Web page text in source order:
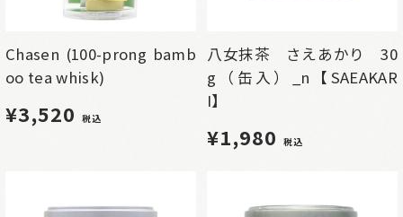
Chasen (100-prong bamb
oo tea whisk)
¥3,520 税込
八女抹茶 さえあかり 30
g（缶入）_n【SAEAKAR
I】
¥1,980 税込